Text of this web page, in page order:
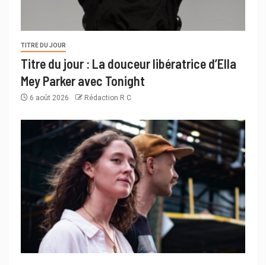
TITRE DU JOUR
Titre du jour : La douceur libératrice d’Ella
Mey Parker avec Tonight
6 août 2026 Rédaction R C